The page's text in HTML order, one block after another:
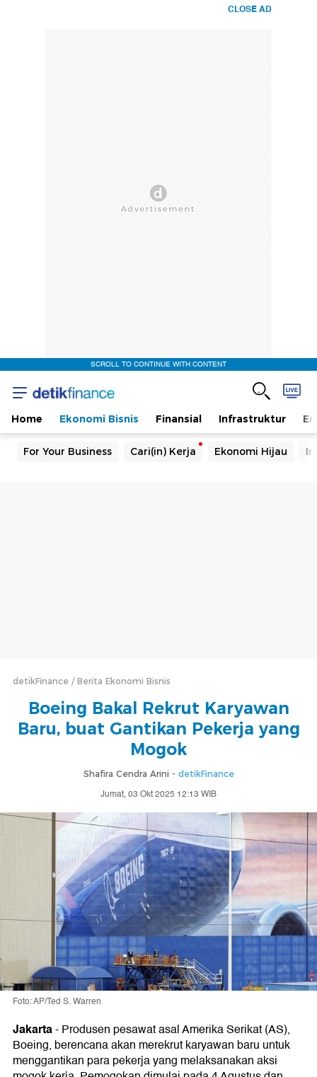
CLOSE AD
SCROLL TO CONTINUE WITH CONTENT
Home Ekonomi Bisnis Finansial Infrastruktur
For Your Business Cari(in) Kerja Ekonomi Hijau
detikFinance Berita Ekonomi Bisnis
Boeing Bakal Rekrut Karyawan
Baru, buat Gantikan Pekerja yang
Mogok
Shafira Cendra Arini - detikFinance
Jumat, 03 Okt 2025 12:13 WIB
Foto: AP/Ted S. Warren
Jakarta-Produsen pesawat asal Amerika Serikat (AS),
Boeing, berencana akan merekrut karyawan baru untuk
menggantikan para pekerja yang melaksanakan aksi